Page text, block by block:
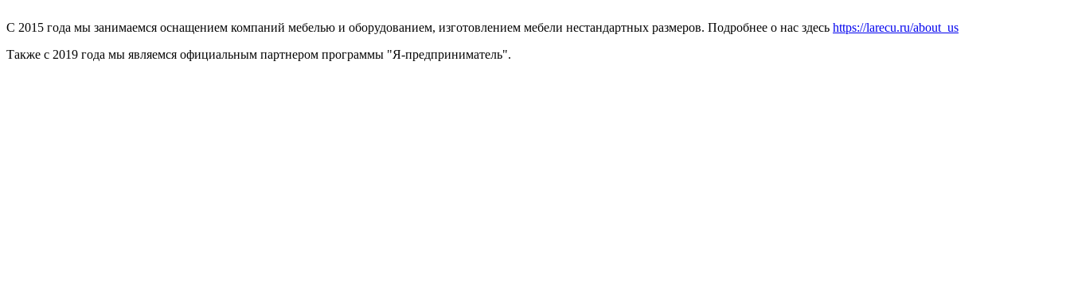
С 2015 года мы занимаемся оснащением компаний мебелью и оборудованием, изготовлением мебели нестандартных размеров. Подробнее о нас здесь https://larecu.ru/about_us
Также с 2019 года мы являемся официальным партнером программы "Я-предприниматель".